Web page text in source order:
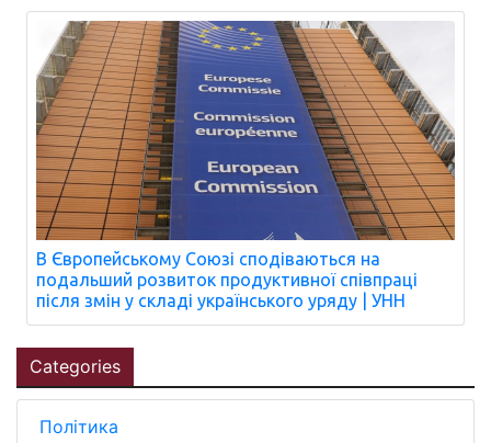
В Європейському Союзі сподіваються на
подальший розвиток продуктивної співпраці
після змін у складі українського уряду | УНН
Categories
Політика